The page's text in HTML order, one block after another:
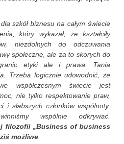
szkół biznesu na całym świecie
który wykazał, że kształciły
niezdolnych do odczuwania
społeczne, ale za to skorych do
etyki ale i prawa. Tania
Trzeba logicznie udowodnić, że
współczesnym świecie jest
nie tylko respektowanie praw,
słabszych członków wspólnoty.
wspólnie odkrywać.
filozofii „Business of business
możliwe.